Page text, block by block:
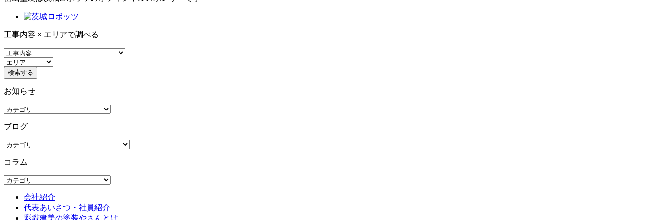
工事内容 × エリアで調べる
お知らせ
ブログ
コラム
会社紹介
代表あいさつ・社員紹介
彩職建美の塗装やさんとは